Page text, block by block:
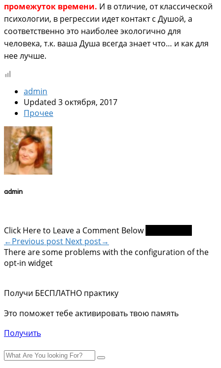
промежуток времени. И в отличие, от классической
психологии, в регрессии идет контакт с Душой, а
соответственно это наиболее экологично для
человека, т.к. ваша Душа всегда знает что… и как для
нее лучше.
admin
Updated 3 октября, 2017
Прочее
admin
Click Here to Leave a Comment Below
←Previous post Next post→
There are some problems with the configuration of the
opt-in widget
Получи БЕСПЛАТНО практику
Это поможет тебе активировать твою память
Получить